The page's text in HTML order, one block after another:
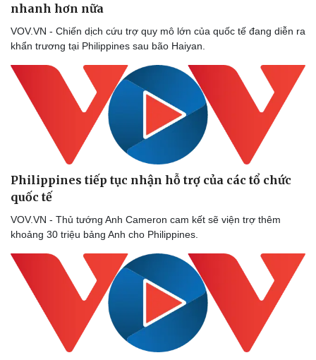
nhanh hơn nữa
VOV.VN - Chiến dịch cứu trợ quy mô lớn của quốc tế đang diễn ra
khẩn trương tại Philippines sau bão Haiyan.
Philippines tiếp tục nhận hỗ trợ của các tổ chức
quốc tế
VOV.VN - Thủ tướng Anh Cameron cam kết sẽ viện trợ thêm
khoảng 30 triệu bảng Anh cho Philippines.